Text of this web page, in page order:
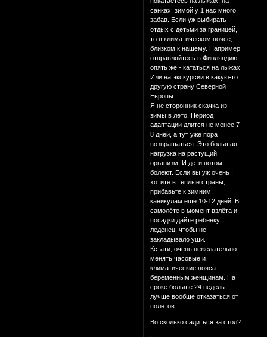
санках, зимой у 1 нас много
забав. Если уж выбирать
отдых с детьми за границей,
то в климатическом поясе,
близком к нашему. Например,
отправляйтесь в Финляндию,
опять же - кататься на лыжах.
Или на экскурсии в какую-то
другую страну Северной
Европы.
Я не сторонник скачка из
зимы в лето. Период
адаптации длится не менее 7-
8 дней, а тут уже пора
возвращаться. Это большая
нагрузка на растущий
организм. И дети потом
болеют. Если вы уж очень :
хотите в тёплые страны,
прибавьте к зимним
каникулам ещё 10-12 дней. В
самолёте в момент взлёта и
посадки дайте ребёнку
леденец, чтобы не
закладывало уши.
Кстати, очень нежелательно
менять часовые и
климатические пояса
беременным женщинам. На
сроке больше 24 недель
лучше вообще отказаться от
полётов.
Во сколько садиться за стол?